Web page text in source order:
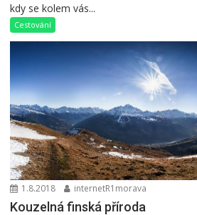
kdy se kolem vás...
Cestování
1.8.2018 internetR1morava
Kouzelná finská příroda